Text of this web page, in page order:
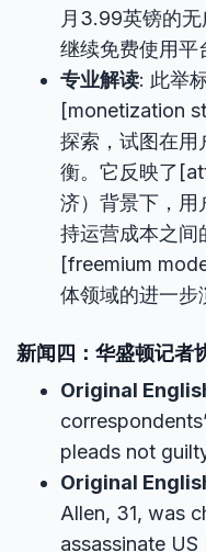
月3.99英镑的
继续免费使用平
专业解读: 此举
[monetization
探索，试图在用
衡。它反映了
济）背景下，用
持运营成本之间
[freemium
体领域的进一步
新闻四：华盛顿记者
Original
pleads not
Original
Allen, 31, was
assassinate